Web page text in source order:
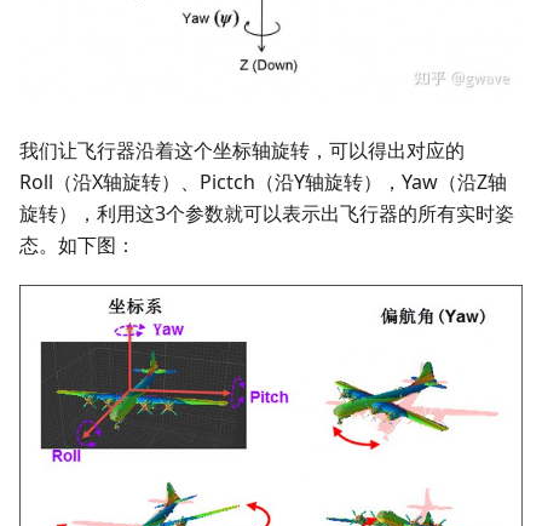
我们让飞行器沿着这个坐标轴旋转，可以得出对应的
Roll（沿X轴旋转）、Pictch（沿Y轴旋转），Yaw（沿Z轴
旋转），利用这3个参数就可以表示出飞行器的所有实时姿
态。如下图：